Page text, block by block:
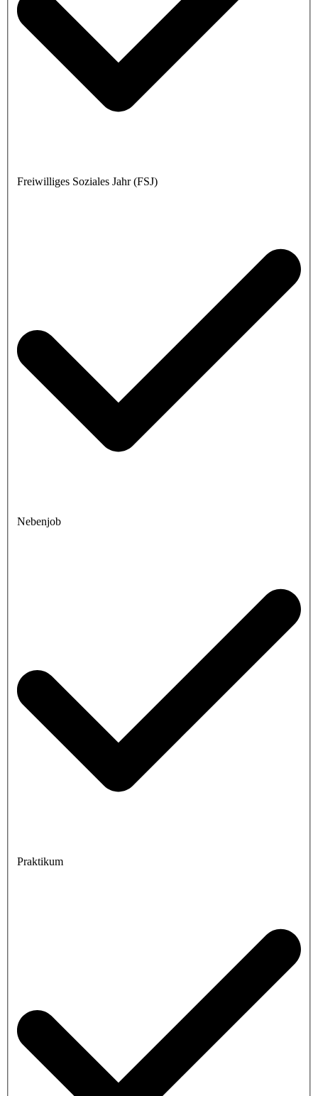
Freiwilliges Soziales Jahr (FSJ)
Nebenjob
Praktikum